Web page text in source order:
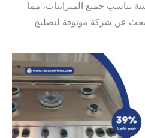
تناسب جميع الميزانيات، مما
عن شركة موثوقة لتصليح